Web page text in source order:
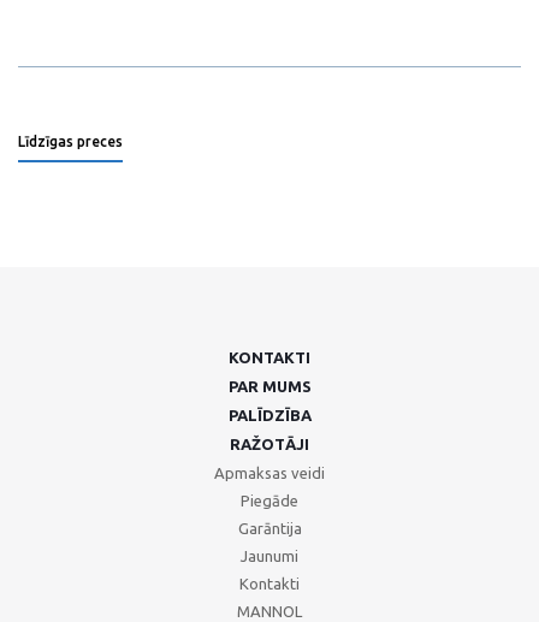
Līdzīgas preces
KONTAKTI
PAR MUMS
PALĪDZĪBA
RAŽOTĀJI
Apmaksas veidi
Piegāde
Garāntija
Jaunumi
Kontakti
MANNOL